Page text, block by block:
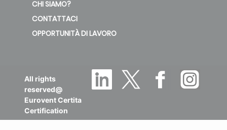
CHI SIAMO?
CONTATTACI
OPPORTUNITÀ DI LAVORO
All rights
reserved@
Eurovent Certita
Certification